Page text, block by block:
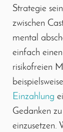
Strategie
zwischen
mental
einfach
risikofreien
Einzahlung
Gedanken
einzusetzen.